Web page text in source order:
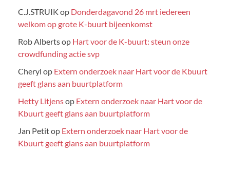
C.J.STRUIK op Donderdagavond 26 mrt iedereen
welkom op grote K-buurt bijeenkomst
Rob Albertsop Hart voor de K-buurt: steun onze
crowdfunding actie svp
Cheryl op Extern onderzoek naar Hart voor de Kbuurt
geeft glans aan buurtplatform
Hetty Litjensop Extern onderzoek naar Hart voor de
Kbuurt geeft glans aan buurtplatform
Jan Petitop Extern onderzoek naar Hart voor de
Kbuurt geeft glans aan buurtplatform